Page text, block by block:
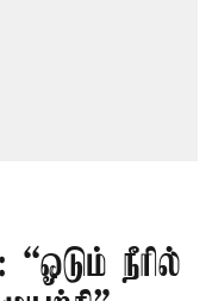
நீரில்